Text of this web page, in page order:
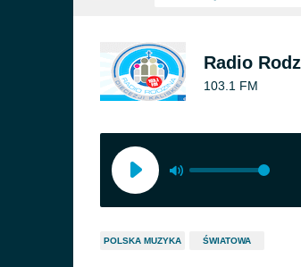
Radio
103.1 FM
POLSKA MUZYKA ŚWIATOWA